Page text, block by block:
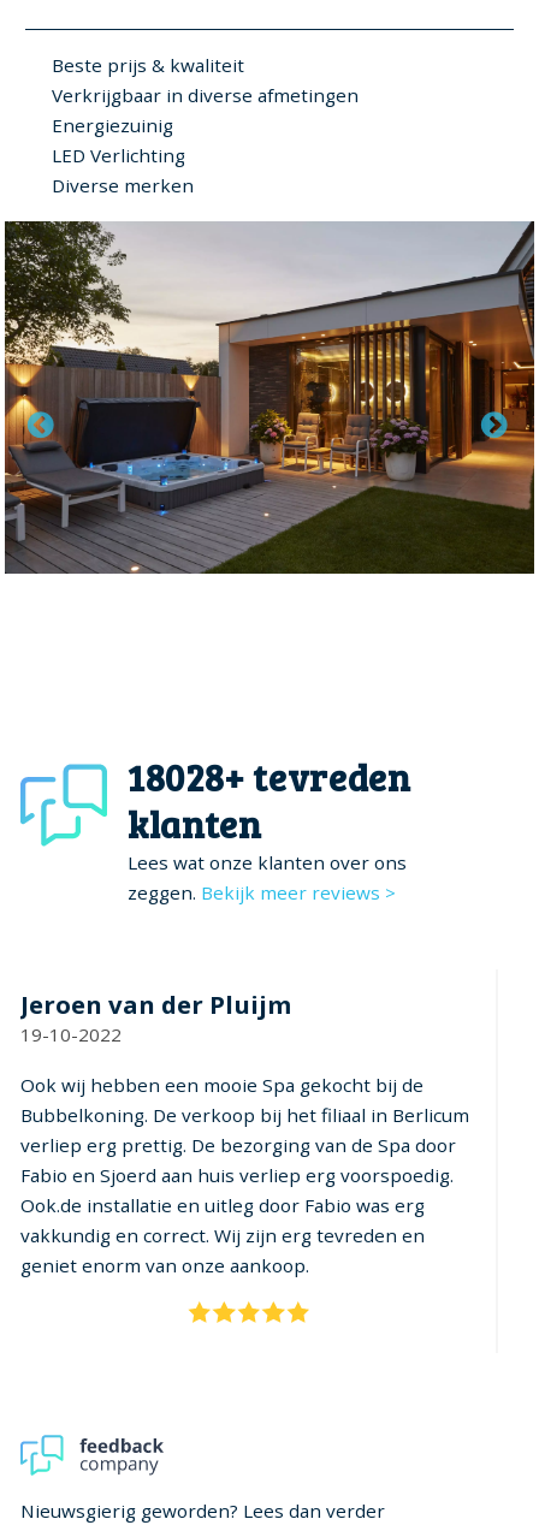
Beste prijs & kwaliteit
Verkrijgbaar in diverse afmetingen
Energiezuinig
LED Verlichting
Diverse merken
18028+ tevreden
klanten
Lees wat onze klanten over ons
zeggen. Bekijk meer reviews >
Moris
15-04-2022
Ik kocht reeds twee sauna’s en een jacuzzi aan bij
de saunakoning
Nieuwsgierig geworden? Lees dan verder